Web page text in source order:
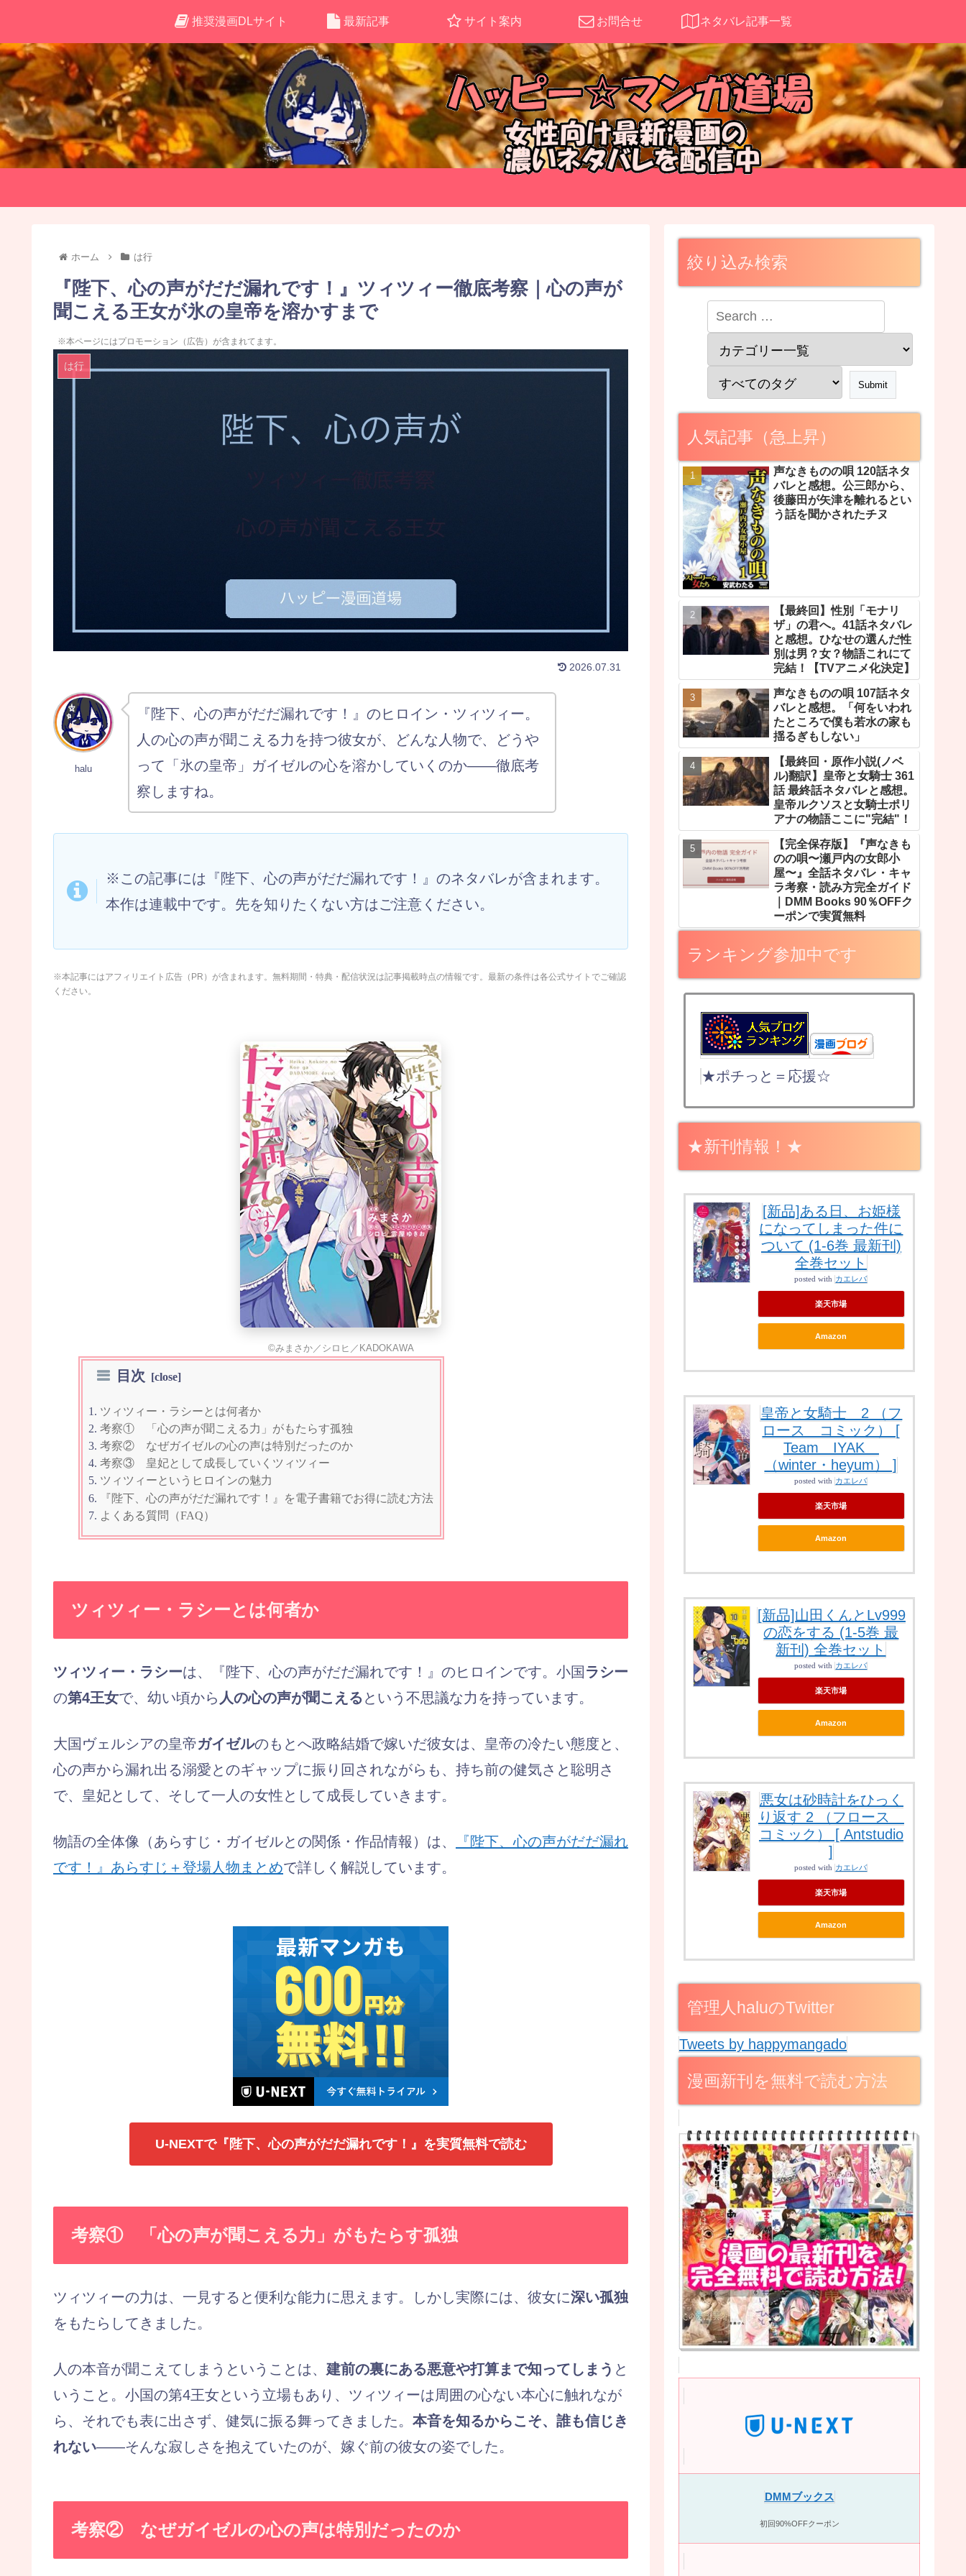
推奨漫画DLサイト 最新記事 サイト案内 お問合せ ネタバレ記事一覧
ホーム は行
『陛下、心の声がだだ漏れです！』ツィツィー徹底考察｜心の声が
聞こえる王女が氷の皇帝を溶かすまで
※本ページにはプロモーション（広告）が含まれてます。
は行
2026.07.31
halu
『陛下、心の声がだだ漏れです！』のヒロイン・ツィツィー。
人の心の声が聞こえる力を持つ彼女が、どんな人物で、どうや
って「氷の皇帝」ガイゼルの心を溶かしていくのか——徹底考
察しますね。
※この記事には『陛下、心の声がだだ漏れです！』のネタバレが含まれます。
本作は連載中です。先を知りたくない方はご注意ください。
※本記事にはアフィリエイト広告（PR）が含まれます。無料期間・特典・配信状況は記事掲載時点の情報です。最新の条件は各公式サイトでご確認
ください。
©みまさか／シロヒ／KADOKAWA
目次
ツィツィー・ラシーとは何者か
考察① 「心の声が聞こえる力」がもたらす孤独
考察② なぜガイゼルの心の声は特別だったのか
考察③ 皇妃として成長していくツィツィー
ツィツィーというヒロインの魅力
『陛下、心の声がだだ漏れです！』を電子書籍でお得に読む方法
よくある質問（FAQ）
ツィツィー・ラシーとは何者か
ツィツィー・ラシーは、『陛下、心の声がだだ漏れです！』のヒロインです。小国ラシー
の第4王女で、幼い頃から 人の心の声が聞こえる という不思議な力を持っています。
大国ヴェルシアの皇帝ガイゼルのもとへ政略結婚で嫁いだ彼女は、皇帝の冷たい態度と、
心の声から漏れ出る溺愛とのギャップに振り回されながらも、持ち前の健気さと聡明さ
で、皇妃として、そして一人の女性として成長していきます。
物語の全体像（あらすじ・ガイゼルとの関係・作品情報）は、
『陛下、心の声がだだ漏れ
です！』あらすじ＋登場人物まとめで詳しく解説しています。
U-NEXTで『陛下、心の声がだだ漏れです！』を実質無料で読む
考察① 「心の声が聞こえる力」がもたらす孤独
ツィツィーの力は、一見すると便利な能力に思えます。しかし実際には、彼女に深い孤独
をもたらしてきました。
人の本音が聞こえてしまうということは、 建前の裏にある悪意や打算まで知ってしまう と
いうこと。小国の第4王女という立場もあり、ツィツィーは周囲の心ない本心に触れなが
ら、それでも表に出さず、健気に振る舞ってきました。 本音を知るからこそ、誰も信じき
れない——そんな寂しさを抱えていたのが、嫁ぐ前の彼女の姿でした。
考察② なぜガイゼルの心の声は特別だったのか
絞り込み検索
人気記事（急上昇）
声なきものの唄 120話ネタ
バレと感想。公三郎から、
後藤田が矢津を離れるとい
う話を聞かされたチヌ
【最終回】性別「モナリ
ザ」の君へ。41話ネタバレ
と感想。ひなせの選んだ性
別は男？女？物語これにて
完結！【TVアニメ化決定】
声なきものの唄 107話ネタ
バレと感想。「何をいわれ
たところで僕も若水の家も
揺るぎもしない」
【最終回・原作小説(ノベ
ル)翻訳】皇帝と女騎士 361
話 最終話ネタバレと感想。
皇帝ルクソスと女騎士ポリ
アナの物語ここに"完結"！
【完全保存版】『声なきも
のの唄〜瀬戸内の女郎小
屋〜』全話ネタバレ・キャ
ラ考察・読み方完全ガイド
｜DMM Books 90％OFFク
ーポンで実質無料
ランキング参加中です
★ポチっと＝応援☆
★新刊情報！★
[新品]ある日、お姫様
になってしまった件に
ついて (1-6巻 最新刊)
全巻セット
posted with カエレバ
楽天市場
Amazon
皇帝と女騎士 2 （フ
ロース コミック） [
Team IYAK
（winter・heyum） ]
posted with カエレバ
楽天市場
Amazon
[新品]山田くんとLv999
の恋をする (1-5巻 最
新刊) 全巻セット
posted with カエレバ
楽天市場
Amazon
悪女は砂時計をひっく
り返す 2 （フロース
コミック） [ Antstudio
]
posted with カエレバ
楽天市場
Amazon
管理人haluのTwitter
Tweets by happymangado
漫画新刊を無料で読む方法
DMMブックス
初回90%OFFクーポン